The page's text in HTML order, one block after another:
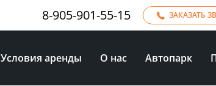
8-905-901-55-15 ЗАКАЗАТЬ
Условия аренды О нас Автопарк